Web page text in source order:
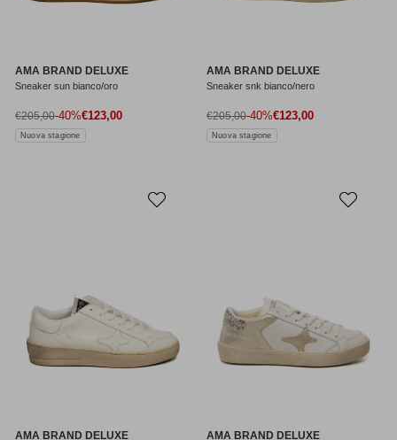
AMA BRAND DELUXE
Sneaker sun bianco/oro
Prezzo di vendita
€123,00
Prezzo normale
€205,00-40%
Nuova stagione
AMA BRAND DELUXE
Sneaker snk bianco/nero
Prezzo di vendita
€123,00
Prezzo normale
€205,00-40%
Nuova stagione
AMA BRAND DELUXE AMA BRAND DELUXE